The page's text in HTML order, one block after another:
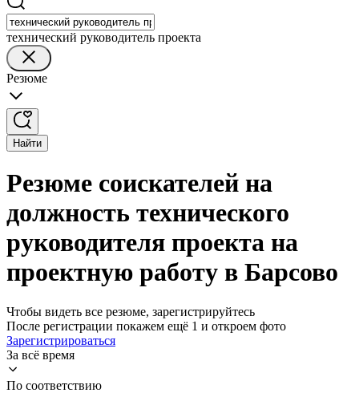
технический руководитель проекта
Резюме
Найти
Резюме соискателей на
должность технического
руководителя проекта на
проектную работу в Барсово
Чтобы видеть все резюме, зарегистрируйтесь
После регистрации покажем ещё 1 и откроем фото
Зарегистрироваться
За всё время
По соответствию